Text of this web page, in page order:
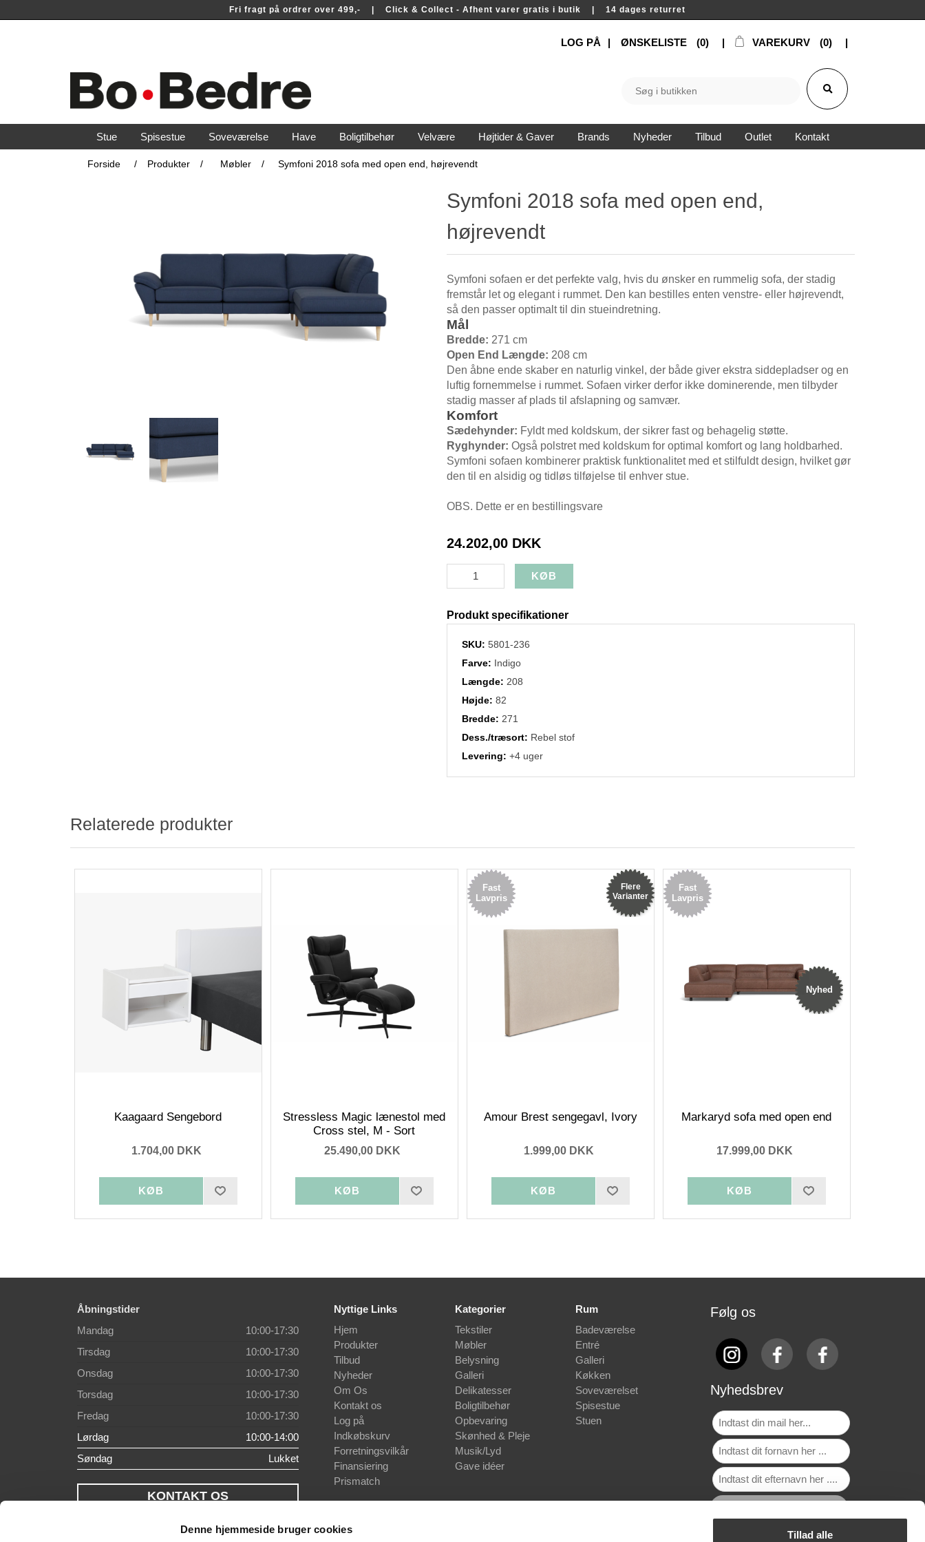
Denne hjemmeside bruger cookies Tillad alle
Fri fragt på ordrer over 499,- | Click & Collect - Afhent varer gratis i butik | 14 dages returret
LOG PÅ ØNSKELISTE (0) VAREKURV (0)
Stue Spisestue Soveværelse Have Boligtilbehør Velvære Højtider & Gaver Brands Nyheder Tilbud Outlet Kontakt
Forside / Produkter / Møbler / Symfoni 2018 sofa med open end, højrevendt
Symfoni 2018 sofa med open end,
højrevendt
Symfoni sofaen er det perfekte valg, hvis du ønsker en rummelig sofa, der stadig
fremstår let og elegant i rummet. Den kan bestilles enten venstre- eller højrevendt,
så den passer optimalt til din stueindretning.
Mål
Bredde: 271 cm
Open End Længde: 208 cm
Den åbne ende skaber en naturlig vinkel, der både giver ekstra siddepladser og en
luftig fornemmelse i rummet. Sofaen virker derfor ikke dominerende, men tilbyder
stadig masser af plads til afslapning og samvær.
Komfort
Sædehynder: Fyldt med koldskum, der sikrer fast og behagelig støtte.
Ryghynder: Også polstret med koldskum for optimal komfort og lang holdbarhed.
Symfoni sofaen kombinerer praktisk funktionalitet med et stilfuldt design, hvilket gør
den til en alsidig og tidløs tilføjelse til enhver stue.
OBS. Dette er en bestillingsvare
24.202,00 DKK
Produkt specifikationer
SKU:5801-236
Farve: Indigo
Længde: 208
Højde:82
Bredde: 271
Dess./træsort: Rebel stof
Levering:+4 uger
Relaterede produkter
Kaagaard Sengebord
1.704,00 DKK
Stressless Magic lænestol med
Cross stel, M - Sort
25.490,00 DKK
Fast
Lavpris
Flere
Varianter
Amour Brest sengegavl, Ivory
1.999,00 DKK
Nyhed
Fast
Lavpris
Markaryd sofa med open end
17.999,00 DKK
Åbningstider
Mandag
10:00-17:30
Tirsdag
10:00-17:30
Onsdag
10:00-17:30
Torsdag
10:00-17:30
Fredag
10:00-17:30
Lørdag
10:00-14:00
Søndag
Lukket
KONTAKT OS
Nyttige Links
Hjem
Produkter
Tilbud
Nyheder
Om Os
Kontakt os
Log på
Indkøbskurv
Forretningsvilkår
Finansiering
Prismatch
Kategorier
Tekstiler
Møbler
Belysning
Galleri
Delikatesser
Boligtilbehør
Opbevaring
Skønhed & Pleje
Musik/Lyd
Gave idéer
Rum
Badeværelse
Entré
Galleri
Køkken
Soveværelset
Spisestue
Stuen
Følg os
Nyhedsbrev